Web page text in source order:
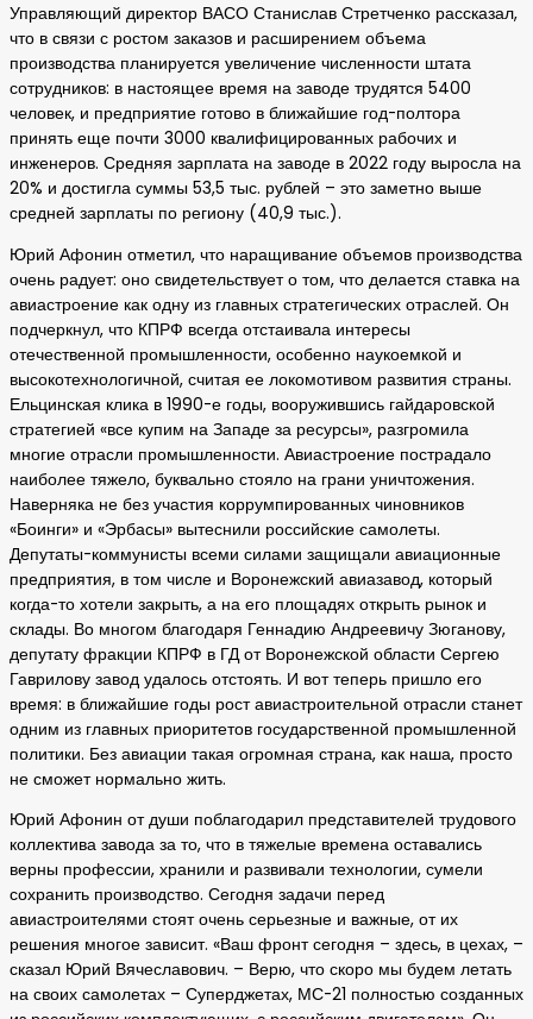
Управляющий директор ВАСО Станислав Стретченко рассказал,
что в связи с ростом заказов и расширением объема
производства планируется увеличение численности штата
сотрудников: в настоящее время на заводе трудятся 5400
человек, и предприятие готово в ближайшие год-полтора
принять еще почти 3000 квалифицированных рабочих и
инженеров. Средняя зарплата на заводе в 2022 году выросла на
20% и достигла суммы 53,5 тыс. рублей – это заметно выше
средней зарплаты по региону (40,9 тыс.).
Юрий Афонин отметил, что наращивание объемов производства
очень радует: оно свидетельствует о том, что делается ставка на
авиастроение как одну из главных стратегических отраслей. Он
подчеркнул, что КПРФ всегда отстаивала интересы
отечественной промышленности, особенно наукоемкой и
высокотехнологичной, считая ее локомотивом развития страны.
Ельцинская клика в 1990-е годы, вооружившись гайдаровской
стратегией «все купим на Западе за ресурсы», разгромила
многие отрасли промышленности. Авиастроение пострадало
наиболее тяжело, буквально стояло на грани уничтожения.
Наверняка не без участия коррумпированных чиновников
«Боинги» и «Эрбасы» вытеснили российские самолеты.
Депутаты-коммунисты всеми силами защищали авиационные
предприятия, в том числе и Воронежский авиазавод, который
когда-то хотели закрыть, а на его площадях открыть рынок и
склады. Во многом благодаря Геннадию Андреевичу Зюганову,
депутату фракции КПРФ в ГД от Воронежской области Сергею
Гаврилову завод удалось отстоять. И вот теперь пришло его
время: в ближайшие годы рост авиастроительной отрасли станет
одним из главных приоритетов государственной промышленной
политики. Без авиации такая огромная страна, как наша, просто
не сможет нормально жить.
Юрий Афонин от души поблагодарил представителей трудового
коллектива завода за то, что в тяжелые времена оставались
верны профессии, хранили и развивали технологии, сумели
сохранить производство. Сегодня задачи перед
авиастроителями стоят очень серьезные и важные, от их
решения многое зависит. «Ваш фронт сегодня – здесь, в цехах, –
сказал Юрий Вячеславович. – Верю, что скоро мы будем летать
на своих самолетах – Суперджетах, МС-21 полностью созданных